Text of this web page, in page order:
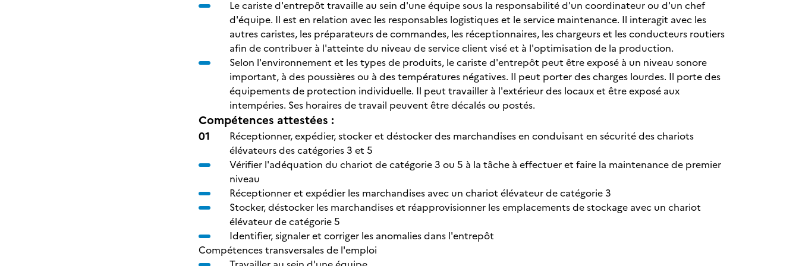
Le cariste d'entrepôt travaille au sein d'une équipe sous la responsabilité d'un coordinateur ou d'un chef
d'équipe. Il est en relation avec les responsables logistiques et le service maintenance. Il interagit avec les
autres caristes, les préparateurs de commandes, les réceptionnaires, les chargeurs et les conducteurs routiers
afin de contribuer à l'atteinte du niveau de service client visé et à l'optimisation de la production.
Selon l'environnement et les types de produits, le cariste d'entrepôt peut être exposé à un niveau sonore
important, à des poussières ou à des températures négatives. Il peut porter des charges lourdes. Il porte des
équipements de protection individuelle. Il peut travailler à l'extérieur des locaux et être exposé aux
intempéries. Ses horaires de travail peuvent être décalés ou postés.
Compétences attestées :
Réceptionner, expédier, stocker et déstocker des marchandises en conduisant en sécurité des chariots
élévateurs des catégories 3 et 5
Vérifier l'adéquation du chariot de catégorie 3 ou 5 à la tâche à effectuer et faire la maintenance de premier
niveau
Réceptionner et expédier les marchandises avec un chariot élévateur de catégorie 3
Stocker, déstocker les marchandises et réapprovisionner les emplacements de stockage avec un chariot
élévateur de catégorie 5
Identifier, signaler et corriger les anomalies dans l'entrepôt
Compétences transversales de l'emploi